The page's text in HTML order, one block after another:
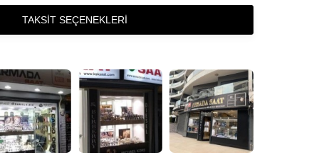
TAKSIT SEÇENEKLERI